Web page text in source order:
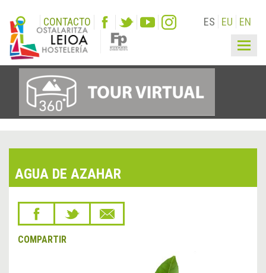
CONTACTO ES EU EN
AGUA DE AZAHAR
COMPARTIR